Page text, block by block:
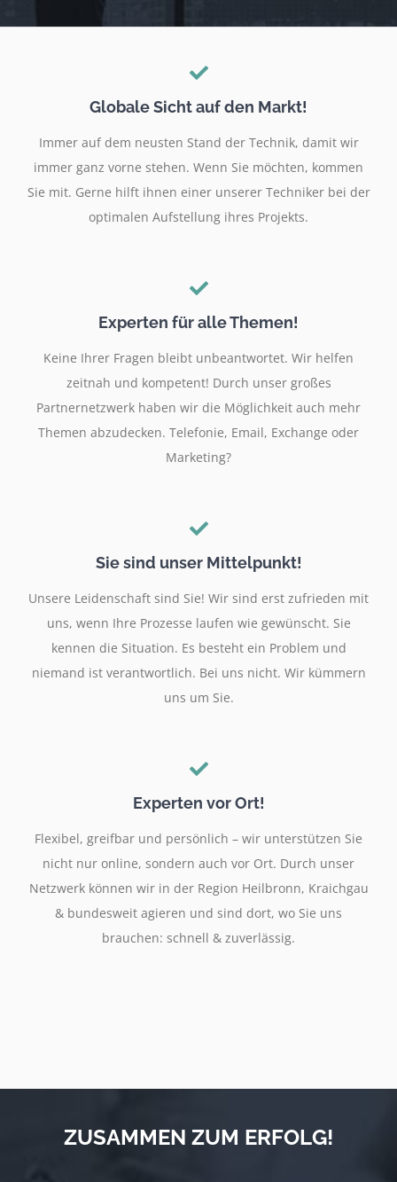
Globale Sicht auf den Markt!
Immer auf dem neusten Stand der Technik, damit wir
immer ganz vorne stehen. Wenn Sie möchten, kommen
Sie mit. Gerne hilft ihnen einer unserer Techniker bei der
optimalen Aufstellung ihres Projekts.
Experten für alle Themen!
Keine Ihrer Fragen bleibt unbeantwortet. Wir helfen
zeitnah und kompetent! Durch unser großes
Partnernetzwerk haben wir die Möglichkeit auch mehr
Themen abzudecken. Telefonie, Email, Exchange oder
Marketing?
Sie sind unser Mittelpunkt!
Unsere Leidenschaft sind Sie! Wir sind erst zufrieden mit
uns, wenn Ihre Prozesse laufen wie gewünscht. Sie
kennen die Situation. Es besteht ein Problem und
niemand ist verantwortlich. Bei uns nicht. Wir kümmern
uns um Sie.
Experten vor Ort!
Flexibel, greifbar und persönlich – wir unterstützen Sie
nicht nur online, sondern auch vor Ort. Durch unser
Netzwerk können wir in der Region Heilbronn, Kraichgau
& bundesweit agieren und sind dort, wo Sie uns
brauchen: schnell & zuverlässig.
ZUSAMMEN ZUM ERFOLG!